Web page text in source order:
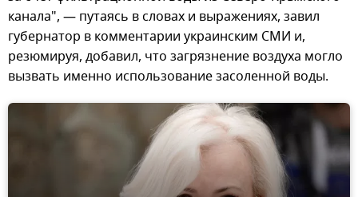
канала", — путаясь в словах и выражениях, завил
губернатор в комментарии украинским СМИ и,
резюмируя, добавил, что загрязнение воздуха могло
вызвать именно использование засоленной воды.